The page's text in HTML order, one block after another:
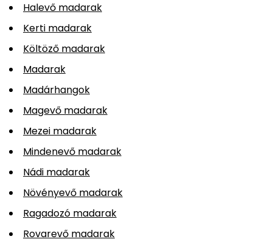
Halevő madarak
Kerti madarak
Költöző madarak
Madarak
Madárhangok
Magevő madarak
Mezei madarak
Mindenevő madarak
Nádi madarak
Növényevő madarak
Ragadozó madarak
Rovarevő madarak